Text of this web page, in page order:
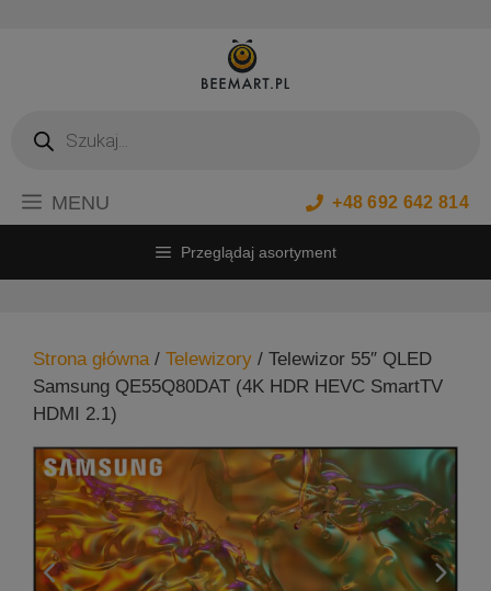
produktów
+48 692 642 814
MENU
Przeglądaj asortyment
Strona główna/ Telewizory / Telewizor 55″ QLED
Samsung QE55Q80DAT (4K HDR HEVC SmartTV
HDMI 2.1)